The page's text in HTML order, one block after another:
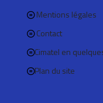
Mentions légales
Contact
Cimatel en
Plan du site